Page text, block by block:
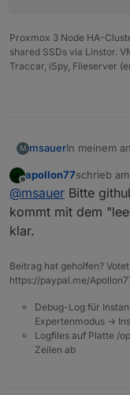
Proxmox 3 Node HA-
shared SSDs via Linstor.
Traccar, iSpy, Fileserver
M msauerIn meinem
als Rules:
if
await
}
    }
apollon77schrieb am
zuletzt
@msauer Bitte
kommt mit dem
klar.
Beitrag hat geholfen?
https://paypal.me/
Debug-Log für
Expertenmodus ->
Logfiles auf Platte /
Zeilen ab